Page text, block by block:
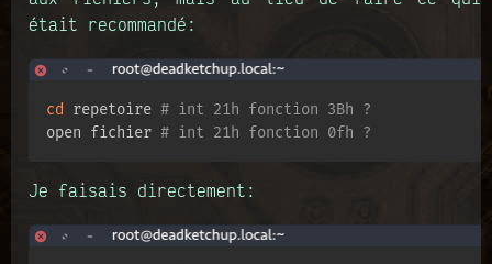
était recommandé:
cd repetoire # int 21h fonction 3Bh ?
open fichier # int 21h fonction 0fh ?
Je faisais directement: